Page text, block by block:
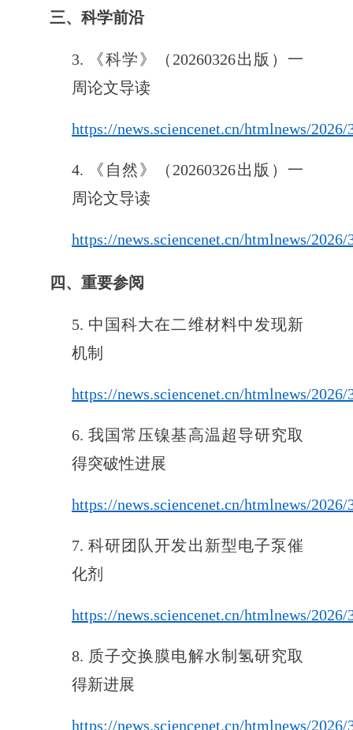
三、科学前沿
3. 《科学》（20260326出版）一
周论文导读
https://news.sciencenet.cn/htmlnews/2026/
4. 《自然》（20260326出版）一
周论文导读
https://news.sciencenet.cn/htmlnews/2026/
四、重要参阅
5. 中国科大在二维材料中发现新
机制
https://news.sciencenet.cn/htmlnews/2026/
6. 我国常压镍基高温超导研究取
得突破性进展
https://news.sciencenet.cn/htmlnews/2026/
7. 科研团队开发出新型电子泵催
化剂
https://news.sciencenet.cn/htmlnews/2026/
8. 质子交换膜电解水制氢研究取
得新进展
https://news.sciencenet.cn/htmlnews/2026/